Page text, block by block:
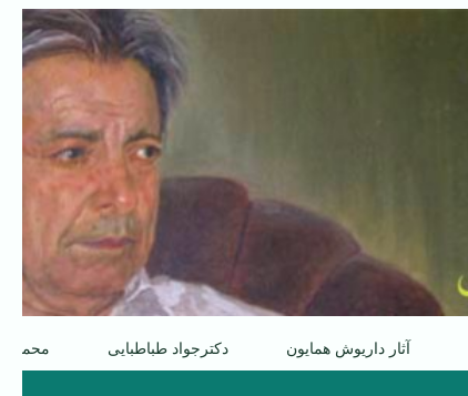
آثار داریوش همایون دکترجواد طباطبایی